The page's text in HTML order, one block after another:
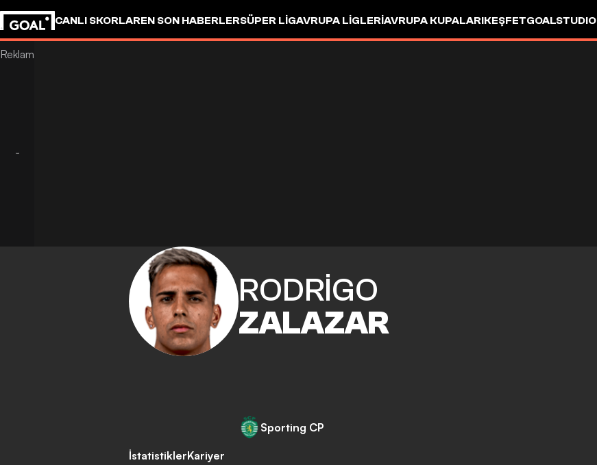
CANLI SKORLAREN SON HABERLERSÜPER LIGAVRUPA LIGLERIAVRUPA KUPALARIKEŞFETGOALSTUDIO
RODRIGO
ZALAZAR
Sporting CP
İstatistiklerKariyer